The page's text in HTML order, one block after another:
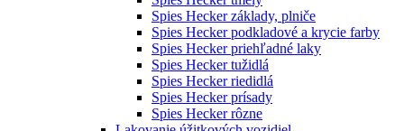
Spies Hecker základy, plniče
Spies Hecker podkladové a krycie farby
Spies Hecker priehľadné laky
Spies Hecker tužidlá
Spies Hecker riedidlá
Spies Hecker prísady
Spies Hecker rôzne